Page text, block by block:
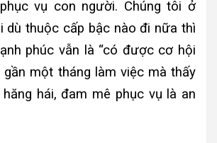
vụ con người. Chúng tôi ở
dù thuộc cấp bậc nào đi nữa thì
phúc vẫn là “có được cơ hội
gần một tháng làm việc mà thấy
hái, đam mê phục vụ là an